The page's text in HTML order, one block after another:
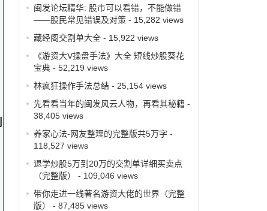
闽发论坛精华: 股市可以看错，不能做错
——股民常见错误及对策- 15,282 views
藏经阁交割单大全- 15,922 views
《游资大V操盘手法》大全 短线炒股葵花
宝典- 52,219 views
林疯狂操作手法总结- 25,154 views
先看看当年的闽发风云人物，再看其秘籍-
38,405 views
养家心法-网友整理的完整版共5万字 -
118,527 views
退学炒股5万到20万的交割单详细买卖点
（完整版）
- 109,046 views
带你走进一线著名游资大佬的世界（完整
版）
- 87,485 views